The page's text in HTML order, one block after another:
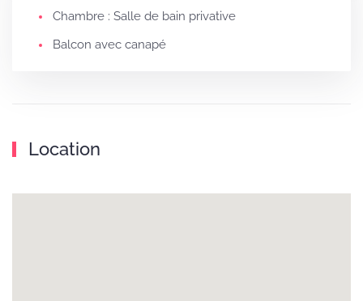
Chambre : Salle de bain privative
Balcon avec canapé
Location